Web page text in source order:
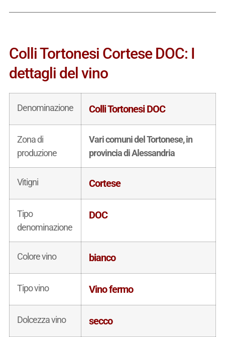
Colli Tortonesi Cortese DOC: I
dettagli del vino
Denominazione Colli Tortonesi DOC
Zona di
produzione
Vari comuni del Tortonese, in
provincia di Alessandria
Vitigni Cortese
Tipo
denominazione
DOC
Colore vino bianco
Tipo vino Vino fermo
Dolcezza vino secco